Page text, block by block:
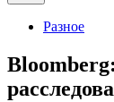
PostedРазное